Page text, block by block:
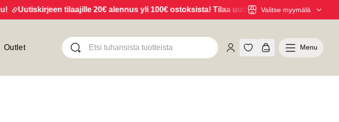
Uutiskirjeen tilaajille 20€ alennus yli 100€ ostoksista! Tilaa uutiskirje TÄSTÄ!Valitse myymälä
Outlet Menu